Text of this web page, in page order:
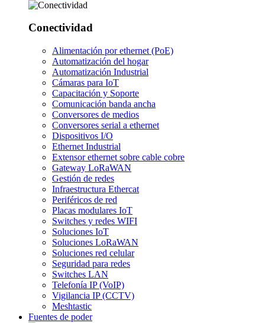
Conectividad
Alimentación por ethernet (PoE)
Automatización del hogar
Automatización Industrial
Cámaras para IoT
Capacitación y Soporte
Comunicación banda ancha
Conversores de medios
Conversores serial a ethernet
Dispositivos I/O
Ethernet Industrial
Extensor ethernet sobre cable cobre
Gateway LoRaWAN
Gestión de redes
Infraestructura Ethercat
Periféricos de red
Placas modulares IoT
Switches y redes WIFI
Soluciones IoT
Soluciones LoRaWAN
Soluciones red celular
Seguridad para redes
Switches LAN
Telefonía IP (VoIP)
Vigilancia IP (CCTV)
Meshtastic
Fuentes de poder